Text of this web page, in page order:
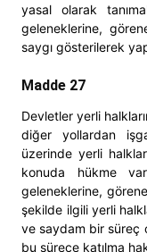
yasal olarak
geleneklerine,
saygı gösterilerek
Madde 27
Devletler yerli
diğer yollardan
üzerinde yerli
konuda hükme
geleneklerine,
şekilde ilgili yerli
ve saydam bir süreç
bu sürece katılma